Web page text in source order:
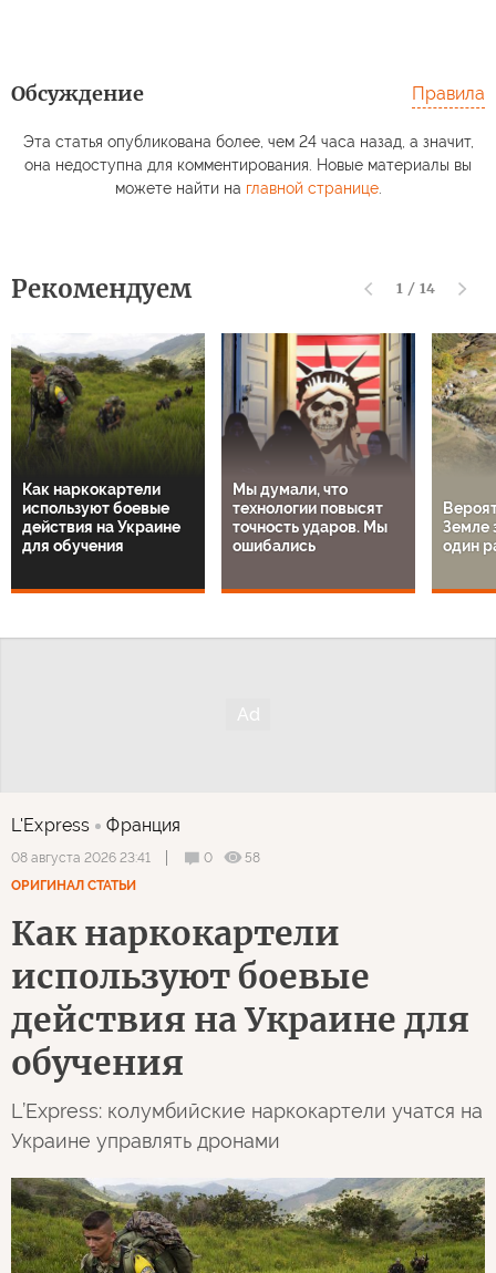
Обсуждение Правила
Эта статья опубликована более, чем 24 часа назад, а значит,
она недоступна для комментирования. Новые материалы вы
можете найти на главной странице.
Рекомендуем 1 / 14
Как наркокартели
используют боевые
действия на Украине
для обучения
Мы думали, что
технологии повысят
точность ударов. Мы
ошибались
Земле
один
L'Express Франция
08 августа 2026 23:41 0
58
ОРИГИНАЛ СТАТЬИ
Как наркокартели
используют боевые
действия на Украине для
обучения
L’Express: колумбийские наркокартели учатся на
Украине управлять дронами